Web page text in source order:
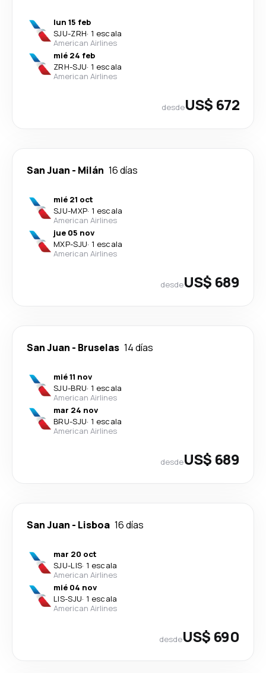
lun 15 feb
SJU-ZRH· 1 escala
American Airlines
mié 24 feb
ZRH-SJU· 1 escala
American Airlines
desdeUS$ 672
San Juan - Milán 16 días
mié 21 oct
SJU-MXP· 1 escala
American Airlines
jue 05 nov
MXP-SJU· 1 escala
American Airlines
desdeUS$ 689
San Juan - Bruselas 14 días
mié 11 nov
SJU-BRU· 1 escala
American Airlines
mar 24 nov
BRU-SJU· 1 escala
American Airlines
desdeUS$ 689
San Juan - Lisboa 16 días
mar 20 oct
SJU-LIS· 1 escala
American Airlines
mié 04 nov
LIS-SJU· 1 escala
American Airlines
desdeUS$ 690